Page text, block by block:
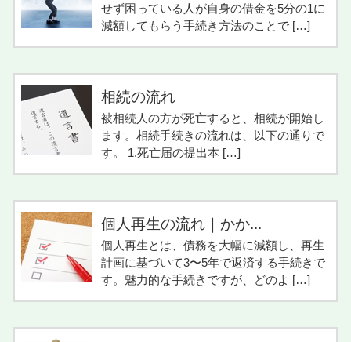
せず困っている人が自身の借金を5分の1に
減額してもらう手続き方法のことで […]
相続の流れ
被相続人の方が死亡すると、相続が開始し
ます。相続手続きの流れは、以下の通りで
す。 1.死亡届の提出本 […]
個人再生の流れ｜かか...
個人再生とは、債務を大幅に減額し、再生
計画に基づいて3〜5年で返済する手続きで
す。魅力的な手続きですが、どのよ […]